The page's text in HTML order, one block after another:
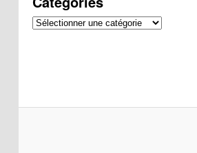
Catégories